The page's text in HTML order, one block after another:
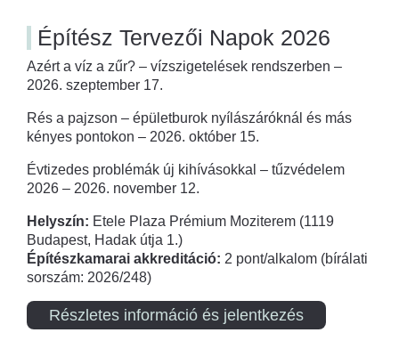
Építész Tervezői Napok 2026
Azért a víz a zűr? – vízszigetelések rendszerben –
2026. szeptember 17.
Rés a pajzson – épületburok nyílászáróknál és más
kényes pontokon – 2026. október 15.
Évtizedes problémák új kihívásokkal – tűzvédelem
2026 – 2026. november 12.
Helyszín: Etele Plaza Prémium Moziterem (1119
Budapest, Hadak útja 1.)
Építészkamarai akkreditáció: 2 pont/alkalom (bírálati
sorszám: 2026/248)
Részletes információ és jelentkezés